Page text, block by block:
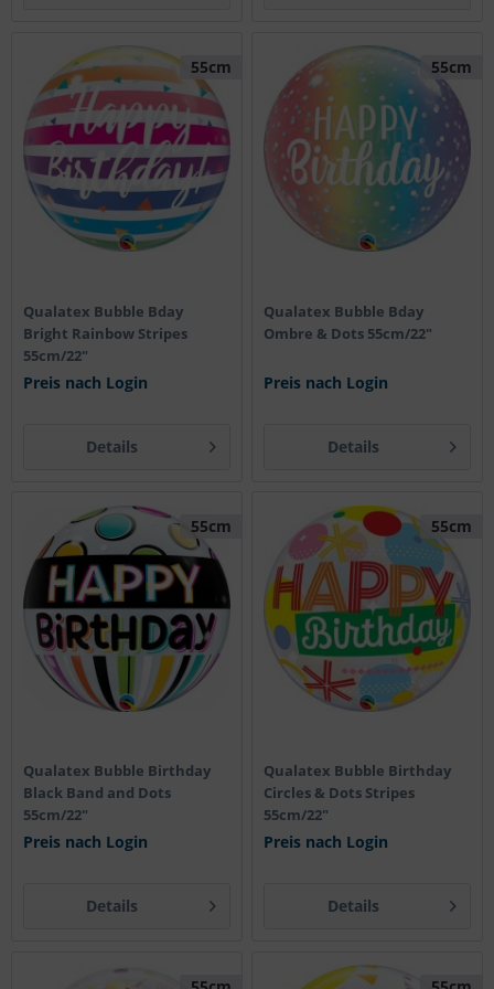
55cm
Qualatex Bubble Bday
Bright Rainbow Stripes
55cm/22"
Preis nach Login
Details
55cm
Qualatex Bubble Bday
Ombre & Dots 55cm/22"
Preis nach Login
Details
55cm
Qualatex Bubble Birthday
Black Band and Dots
55cm/22"
Preis nach Login
Details
55cm
Qualatex Bubble Birthday
Circles & Dots Stripes
55cm/22"
Preis nach Login
Details